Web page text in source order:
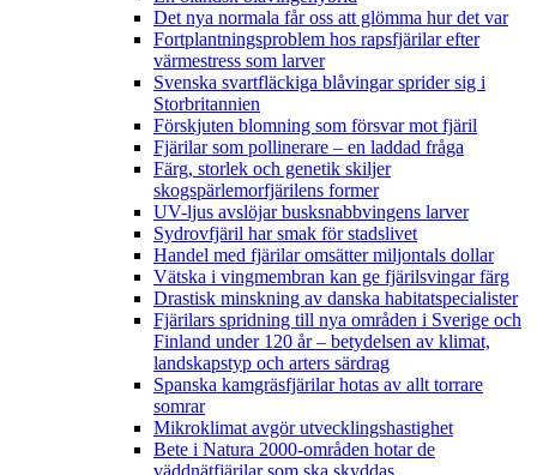
Det nya normala får oss att glömma hur det var
Fortplantningsproblem hos rapsfjärilar efter
värmestress som larver
Svenska svartfläckiga blåvingar sprider sig i
Storbritannien
Förskjuten blomning som försvar mot fjäril
Fjärilar som pollinerare – en laddad fråga
Färg, storlek och genetik skiljer
skogspärlemorfjärilens former
UV-ljus avslöjar busksnabbvingens larver
Sydrovfjäril har smak för stadslivet
Handel med fjärilar omsätter miljontals dollar
Vätska i vingmembran kan ge fjärilsvingar färg
Drastisk minskning av danska habitatspecialister
Fjärilars spridning till nya områden i Sverige och
Finland under 120 år– betydelsen av klimat,
landskapstyp och arters särdrag
Spanska kamgräsfjärilar hotas av allt torrare
somrar
Mikroklimat avgör utvecklingshastighet
Bete i Natura 2000-områden hotar de
väddnätfjärilar som ska skyddas